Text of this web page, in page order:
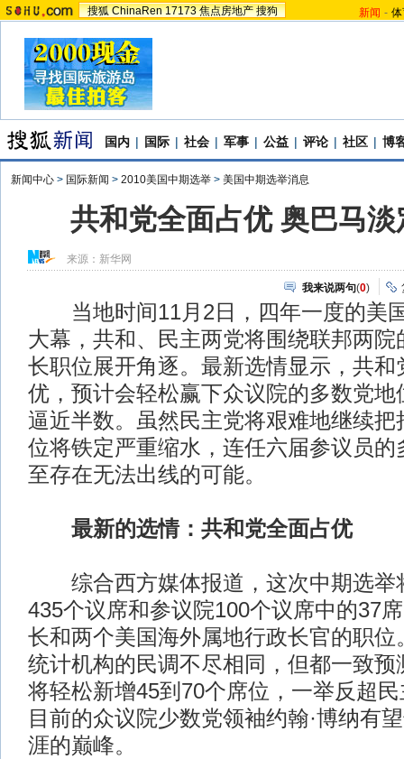
搜狐 ChinaRen 17173 焦点房地产 搜狗 新闻 -
国内 | 国际 | 社会 | 军事 | 公益 | 评论 | 社区 | 博
新闻中心 > 国际新闻 > 2010美国中期选举 > 美国中期选举消息
共和党全面占优 奥巴马
来源： 新华网
我来说两句(0)
当地时间11月2日，四年一度的美
大幕，共和、民主两党将围绕联邦两院
长职位展开角逐。最新选情显示，共和
优，预计会轻松赢下众议院的多数党地
逼近半数。虽然民主党将艰难地继续把
位将铁定严重缩水，连任六届参议员的
至存在无法出线的可能。
最新的选情：共和党全面占优
综合西方媒体报道，这次中期选举
435个议席和参议院100个议席中的37
长和两个美国海外属地行政长官的职位
统计机构的民调不尽相同，但都一致预
将轻松新增45到70个席位，一举反超
目前的众议院少数党领袖约翰·博纳有
涯的巅峰。